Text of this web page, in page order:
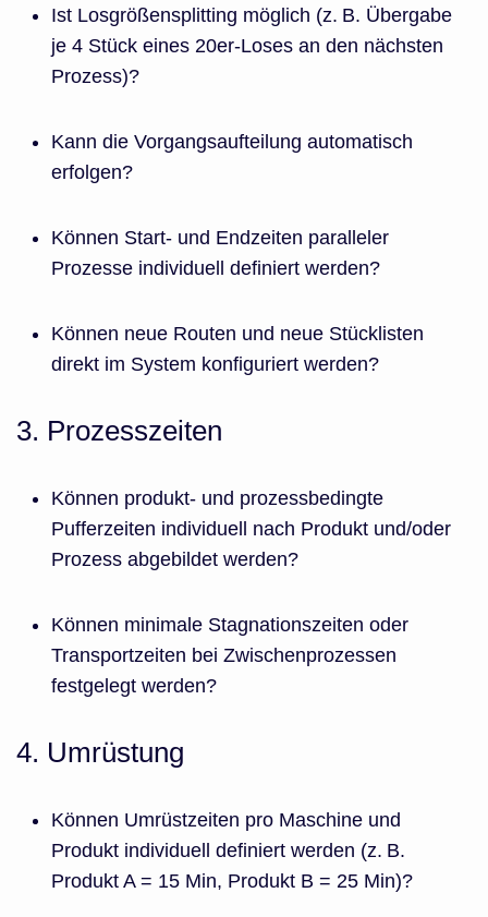
Ist Losgrößensplitting möglich (z. B. Übergabe
je 4 Stück eines 20er-Loses an den nächsten
Prozess)?
Kann die Vorgangsaufteilung automatisch
erfolgen?
Können Start- und Endzeiten paralleler
Prozesse individuell definiert werden?
Können neue Routen und neue Stücklisten
direkt im System konfiguriert werden?
3. Prozesszeiten
Können produkt- und prozessbedingte
Pufferzeiten individuell nach Produkt und/oder
Prozess abgebildet werden?
Können minimale Stagnationszeiten oder
Transportzeiten bei Zwischenprozessen
festgelegt werden?
4. Umrüstung
Können Umrüstzeiten pro Maschine und
Produkt individuell definiert werden (z. B.
Produkt A = 15 Min, Produkt B = 25 Min)?